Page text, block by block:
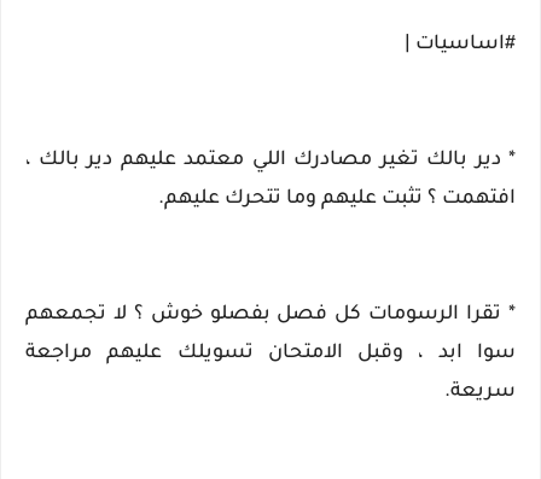
#اساسيات |
* دير بالك تغير مصادرك اللي معتمد عليهم دير بالك ،
افتهمت ؟ تثبت عليهم وما تتحرك عليهم.
* تقرا الرسومات كل فصل بفصلو خوش ؟ لا تجمعهم
سوا ابد ، وقبل الامتحان تسويلك عليهم مراجعة
سريعة.